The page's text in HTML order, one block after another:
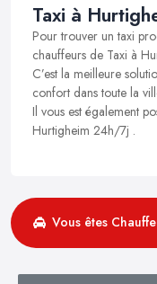
Taxi à
Pour trouver un taxi
chauffeurs de Taxi à
C’est la meilleure
confort dans toute la
Il vous est également
Hurtigheim 24h/7j .
Vous êtes